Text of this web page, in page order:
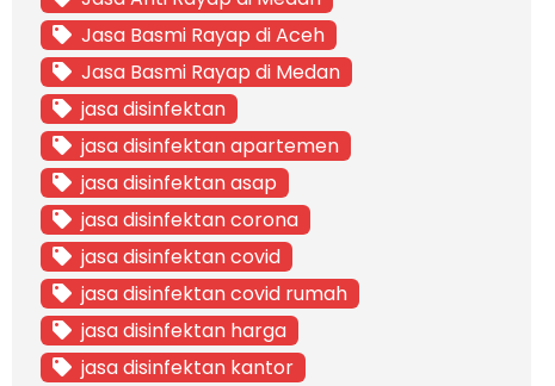
Jasa Basmi Rayap di Aceh
Jasa Basmi Rayap di Medan
jasa disinfektan
jasa disinfektan apartemen
jasa disinfektan asap
jasa disinfektan corona
jasa disinfektan covid
jasa disinfektan covid rumah
jasa disinfektan harga
jasa disinfektan kantor